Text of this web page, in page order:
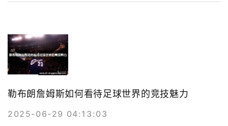
勒布朗詹姆斯如何看待足球世界的竞技魅力
2025-06-29 04:13:03